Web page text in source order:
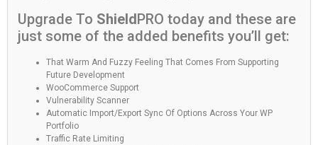
Upgrade To ShieldPRO today and these are
just some of the added benefits you’ll get:
That Warm And Fuzzy Feeling That Comes From Supporting
Future Development
WooCommerce Support
Vulnerability Scanner
Automatic Import/Export Sync Of Options Across Your WP
Portfolio
Traffic Rate Limiting